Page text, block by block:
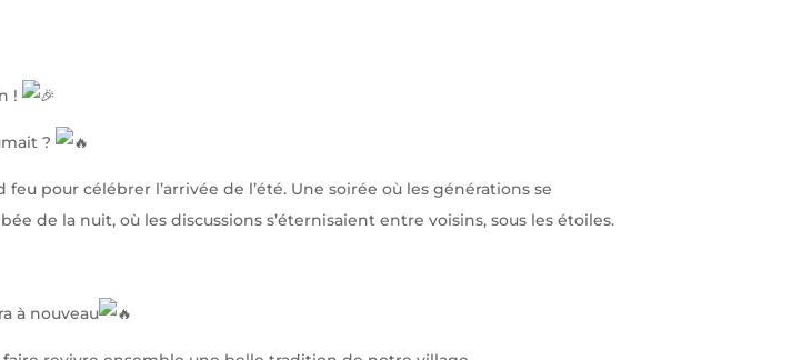
!
?
pour célébrer l’arrivée de l’été. Une soirée où les générations se
de la nuit, où les discussions s’éternisaient entre voisins, sous les étoiles.
à nouveau